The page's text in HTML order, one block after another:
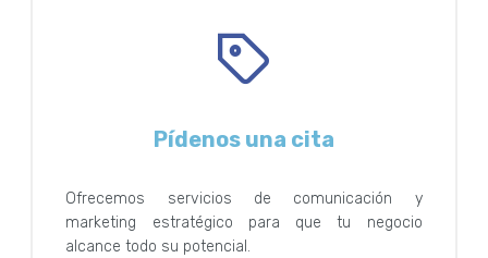
Pídenos una cita
Ofrecemos servicios de comunicación y
marketing estratégico para que tu negocio
alcance todo su potencial.